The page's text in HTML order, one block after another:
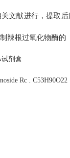
文献进行，提取
辣根过氧化物酶的
剂盒
Rc . C53H90O22